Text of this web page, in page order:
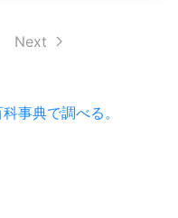
Next
事典で調べる。